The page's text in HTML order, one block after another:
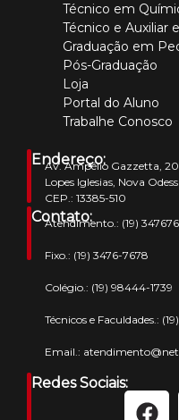
Técnico em
Técnico e Auxiliar
Graduação em
Pós-Graduação
Loja
Portal do Aluno
Trabalhe Conosco
Endereço:
Av. Ampélio Gazzetta,
Lopes Iglesias, Nova
CEP.: 13385-510
Contato:
Atendimento.: (19)
Fixo.: (19) 3476-7678
Colégio.: (19) 98444-1739
Técnicos e Faculdades.:
Email.:
Redes Sociais: